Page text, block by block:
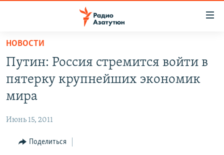
Перейти
основному
содержанию
Перейти
основной
Перейти
НОВОСТИ
ПОЛИТИКА
ЭКОНОМИКА
РЕГИОН
НОВОСТИ
Путин: Россия стремится войти в
пятерку крупнейших экономик
мира
Июнь 15, 2011
Поделиться